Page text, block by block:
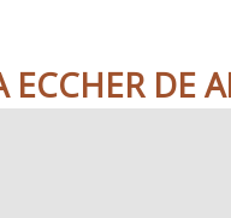
ECCHER DE